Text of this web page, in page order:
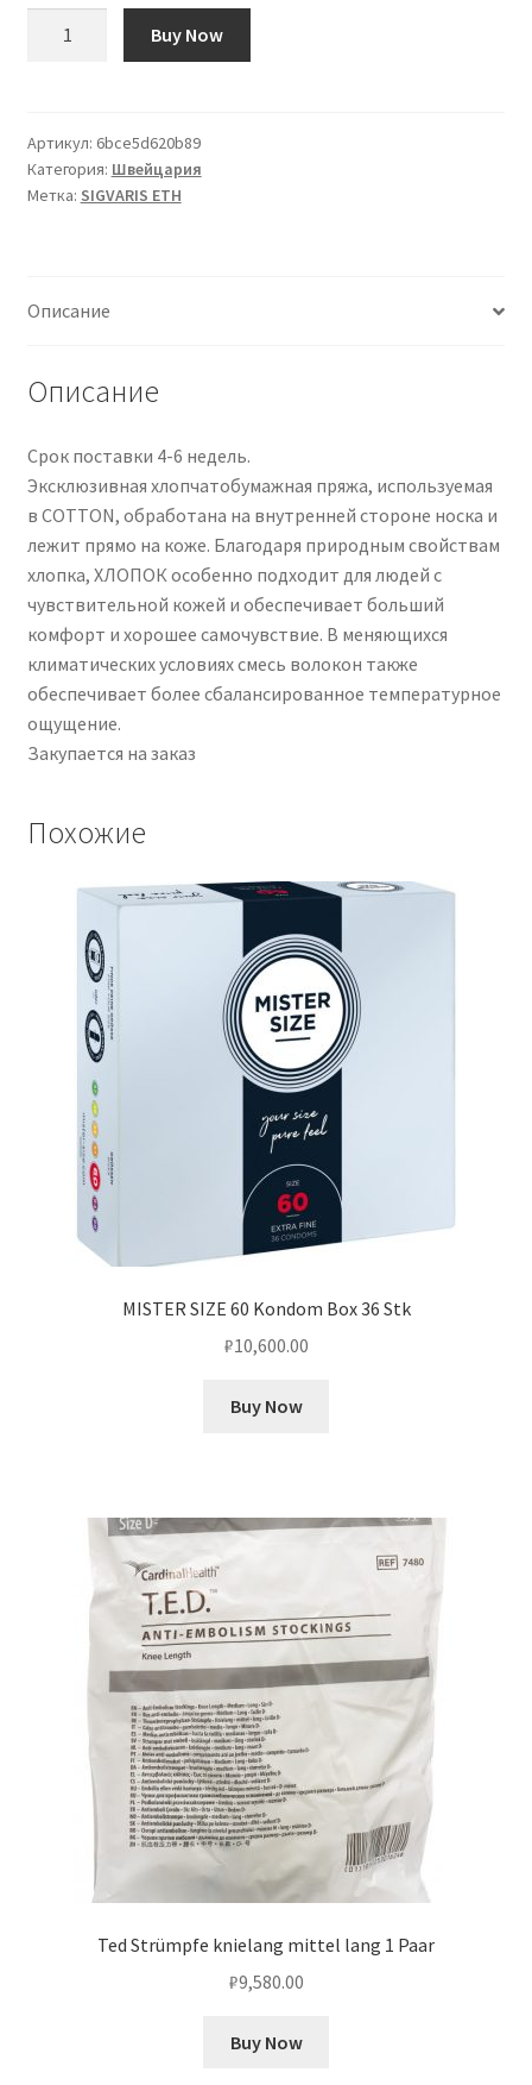
A-
G
KKL2
nat
Paar
Buy Now
Артикул: 6bce5d620b89
Категория: Швейцария
Метка: SIGVARIS ETH
Описание
Описание
Срок поставки 4-6 недель.
Эксклюзивная хлопчатобумажная пряжа, используемая
в COTTON, обработана на внутренней стороне носка и
лежит прямо на коже. Благодаря природным свойствам
хлопка, ХЛОПОК особенно подходит для людей с
чувствительной кожей и обеспечивает больший
комфорт и хорошее самочувствие. В меняющихся
климатических условиях смесь волокон также
обеспечивает более сбалансированное температурное
ощущение.
Закупается на заказ
Похожие
MISTER SIZE 60 Kondom Box 36 Stk
₽10,600.00
Buy Now
Ted Strümpfe knielang mittel lang 1 Paar
₽9,580.00
Buy Now